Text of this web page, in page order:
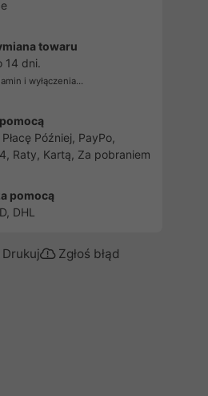
towaru
14 dni.
i wyłączenia...
Później, PayPo,
Raty, Kartą, Za pobraniem
pomocą
DHL
Drukuj Zgłoś błąd